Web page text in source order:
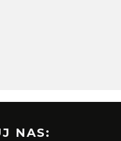
NAS: